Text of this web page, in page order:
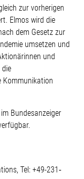
zur vorherigen
Elmos wird die
dem Gesetz zur
umsetzen und
und
Kommunikation
Bundesanzeiger
Tel: +49-231‐